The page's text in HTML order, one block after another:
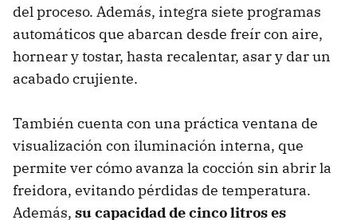
del proceso. Además, integra siete programas
automáticos que abarcan desde freír con aire,
hornear y tostar, hasta recalentar, asar y dar un
acabado crujiente.
También cuenta con una práctica ventana de
visualización con iluminación interna, que
permite ver cómo avanza la cocción sin abrir la
freidora, evitando pérdidas de temperatura.
Además, su capacidad de cinco litros es